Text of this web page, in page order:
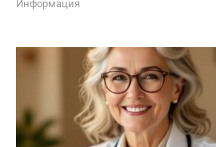
Информация